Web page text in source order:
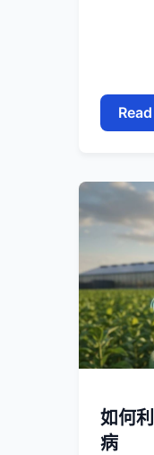
如何
病